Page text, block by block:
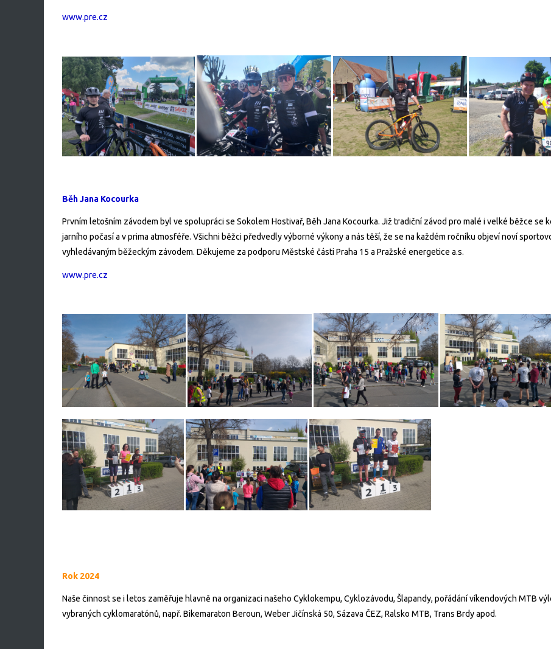
www.pre.cz
Běh Jana Kocourka
Prvním letošním závodem byl ve spolupráci se Sokolem Hostivař, Běh Jana Kocourka. Již tradiční závod pro malé i velké běžce
jarního počasí a v prima atmosféře. Všichni běžci předvedly výborné výkony a nás těší, že se na každém ročníku objeví noví
vyhledávaným běžeckým závodem. Děkujeme za podporu Městské části Praha 15 a Pražské energetice a.s.
www.pre.cz
Rok 2024
Naše činnost se i letos zaměřuje hlavně na organizaci našeho Cyklokempu, Cyklozávodu, Šlapandy, pořádání víkendových MTB
vybraných cyklomaratónů, např. Bikemaraton Beroun, Weber Jičínská 50, Sázava ČEZ, Ralsko MTB, Trans Brdy apod.